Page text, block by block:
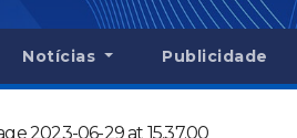
Notícias Publicidade
2023-06-29 at 15.37.00